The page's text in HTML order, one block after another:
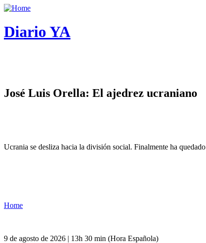
Diario YA
José Luis Orella: El ajedrez ucraniano
Ucrania se desliza hacia la división social. Finalmente ha
Home
9 de agosto de 2026 | 13h 30 min (Hora Española)